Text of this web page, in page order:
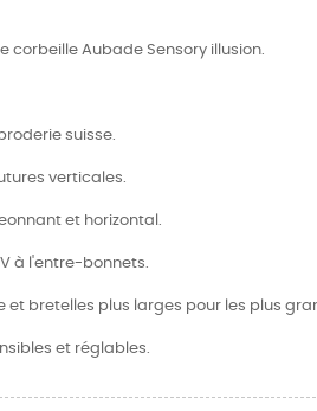
corbeille Aubade Sensory illusion.
suisse.
verticales.
et horizontal.
à l'entre-bonnets.
et bretelles plus larges pour les plus
et réglables.